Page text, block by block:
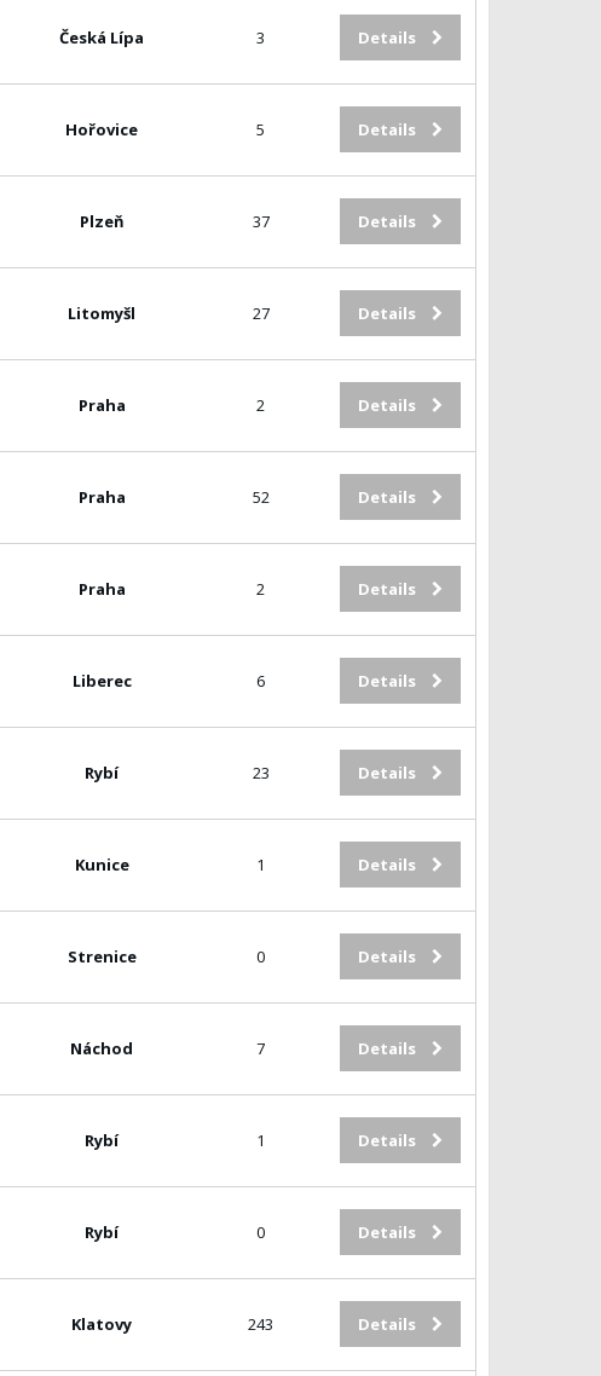
Česká Lípa 3 Details
Hořovice 5 Details
Plzeň 37 Details
Litomyšl 27 Details
Praha 2 Details
Praha 52 Details
Praha 2 Details
Liberec 6 Details
Rybí 23 Details
Kunice 1 Details
Strenice 0 Details
Náchod 7 Details
Rybí 1 Details
Rybí 0 Details
Klatovy 243 Details